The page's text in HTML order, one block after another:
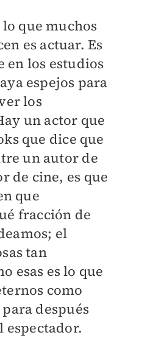
que muchos
es actuar. Es
en los estudios
espejos para
los
un actor que
que dice que
un autor de
de cine, es que
que
fracción de
el
tan
esas es lo que
como
después
espectador.